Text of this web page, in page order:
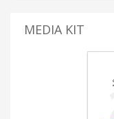
MEDIA KIT